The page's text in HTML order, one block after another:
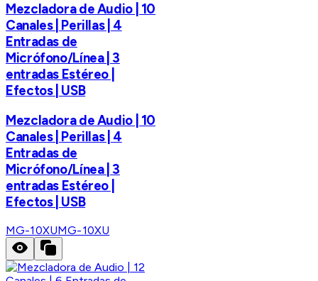
Mezcladora de Audio | 10
Canales | Perillas | 4
Entradas de
Micrófono/Línea | 3
entradas Estéreo |
Efectos | USB
Mezcladora de Audio | 10
Canales | Perillas | 4
Entradas de
Micrófono/Línea | 3
entradas Estéreo |
Efectos | USB
MG-10XUMG-10XU